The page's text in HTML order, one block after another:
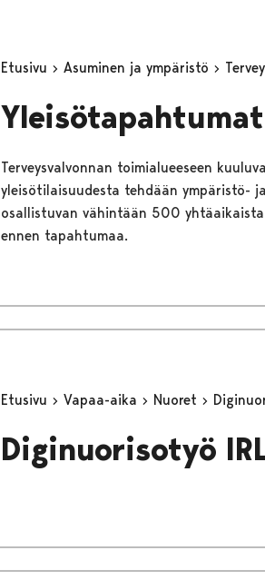
Etusivu Asuminen ja ympäristö
Yleisötapahtumat
Terveysvalvonnan toimialueeseen
yleisötilaisuudesta tehdään ympäristö-
osallistuvan vähintään 500
ennen tapahtumaa.
Etusivu Vapaa-aika Nuoret
Diginuorisotyö